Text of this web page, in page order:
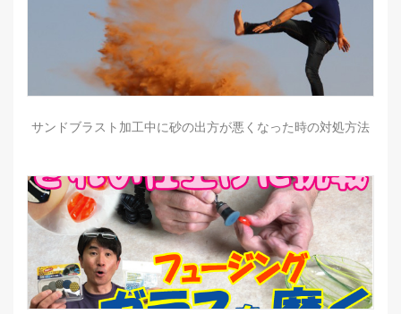
サンドブラスト加工中に砂の出方が悪くなった時の対処方法